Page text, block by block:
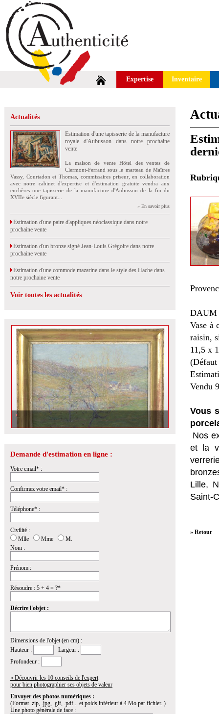
Expertise Inventaire
Actualités
Estimation d'une tapisserie de la manufacture
royale d'Aubusson dans notre prochaine
vente
La maison de vente Hôtel des ventes de
Clermont-Ferrand sous le marteau de Maîtres
Vassy, Courtadon et Thomas, commissaires priseur, en collaboration
avec notre cabinet d'expertise et d'estimation gratuite vendra aux
enchères une tapisserie de la manufacture d'Aubusson de la fin du
XVIIe siècle figurant...
» En savoir plus
Estimation d'une paire d'appliques néoclassique dans notre
prochaine vente
Estimation d'un bronze signé Jean-Louis Grégoire dans notre
prochaine vente
Estimation d'une commode mazarine dans le style des Hache dans
notre prochaine vente
Voir toutes les actualités
Demande d'estimation en ligne :
Votre email* :
Confirmez votre email* :
Téléphone* :
Civilité :
Mlle
Mme
M.
Nom :
Prénom :
Résoudre : 5 + 4 = ?*
Décrire l'objet :
Dimensions de l'objet (en cm) :
Hauteur :
Largeur :
Profondeur :
» Découvrir les 10 conseils de l'expert
pour bien photographier ses objets de valeur
Envoyer des photos numériques :
(Format .zip, .jpg, .gif, .pdf... et poids inférieur à 4 Mo par fichier. )
Une photo générale de face :
DAUM
Vase à
raisin,
11,5 x
(Défaut
Vendu
Vous
Nos
et la
Lille,
Saint-
» Retour